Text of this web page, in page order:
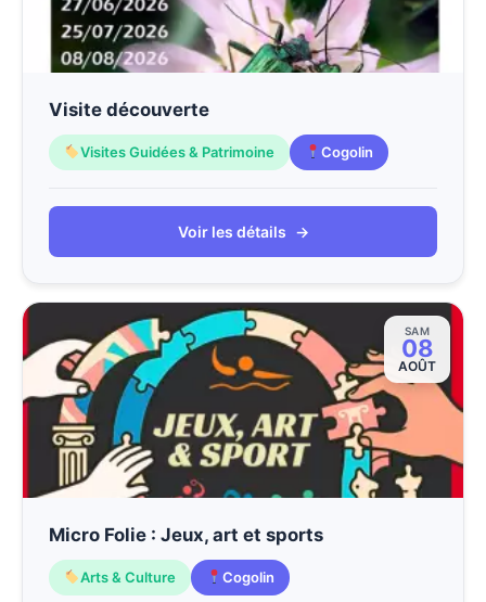
Visite découverte
Visites Guidées & Patrimoine Cogolin
Voir les détails →
SAM
08
AOÛT
Micro Folie : Jeux, art et sports
Arts & Culture Cogolin